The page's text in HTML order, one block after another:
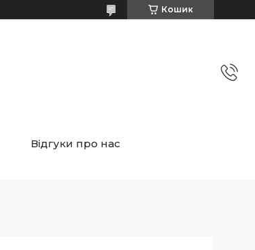
Кошик
Відгуки про нас